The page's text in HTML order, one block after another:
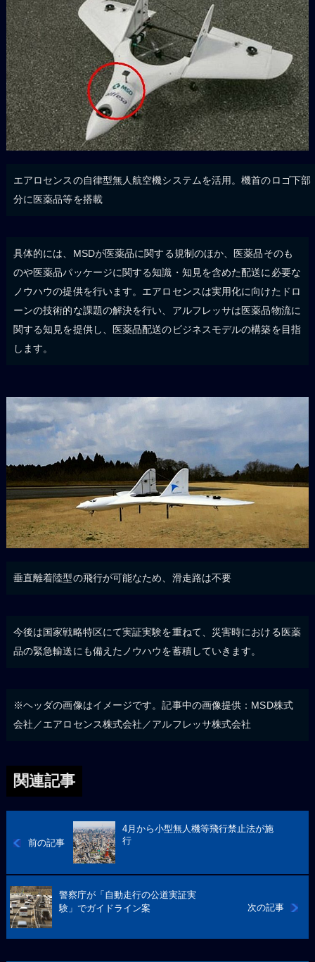
エアロセンスの自律型無人航空機システムを活用。機首のロゴ下部
分に医薬品等を搭載
具体的には、MSDが医薬品に関する規制のほか、医薬品そのも
のや医薬品パッケージに関する知識・知見を含めた配送に必要な
ノウハウの提供を行います。エアロセンスは実用化に向けたドロ
ーンの技術的な課題の解決を行い、アルフレッサは医薬品物流に
関する知見を提供し、医薬品配送のビジネスモデルの構築を目指
します。
垂直離着陸型の飛行が可能なため、滑走路は不要
今後は国家戦略特区にて実証実験を重ねて、災害時における医薬
品の緊急輸送にも備えたノウハウを蓄積していきます。
※ヘッダの画像はイメージです。記事中の画像提供：MSD株式
会社／エアロセンス株式会社／アルフレッサ株式会社
関連記事
前の記事
4月から小型無人機等飛行禁止法が施
行
次の記事
警察庁が「自動走行の公道実証実
験」でガイドライン案